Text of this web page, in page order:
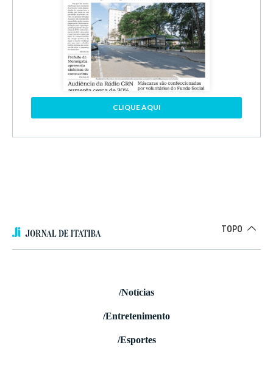
CLIQUE AQUI
TOPO
/Notícias
/Entretenimento
/Esportes